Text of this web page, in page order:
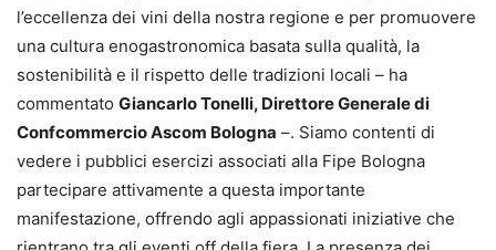
l’eccellenza dei vini della nostra regione e per promuovere
una cultura enogastronomica basata sulla qualità, la
sostenibilità e il rispetto delle tradizioni locali – ha
commentato Giancarlo Tonelli, Direttore Generale di
Confcommercio Ascom Bologna –. Siamo contenti di
vedere i pubblici esercizi associati alla Fipe Bologna
partecipare attivamente a questa importante
manifestazione, offrendo agli appassionati iniziative che